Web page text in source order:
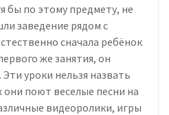
бы по этому предмету, не
заведение рядом с
сначала ребёнок
же занятия, он
уроки нельзя назвать
поют веселые песни на
видеоролики, игры